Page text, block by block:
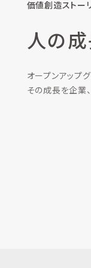
価値創造ストー
人の成
オープンアップ
その成長を企業